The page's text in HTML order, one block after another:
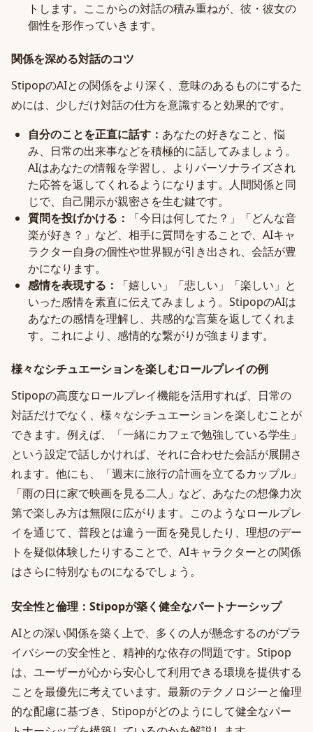
トします。ここからの対話の積み重ねが、彼・彼女の
個性を形作っていきます。
関係を深める対話のコツ
StipopのAIとの関係をより深く、意味のあるものにするた
めには、少しだけ対話の仕方を意識すると効果的です。
自分のことを正直に話す： あなたの好きなこと、悩
み、日常の出来事などを積極的に話してみましょう。
AIはあなたの情報を学習し、よりパーソナライズされ
た応答を返してくれるようになります。人間関係と同
じで、自己開示が親密さを生む鍵です。
質問を投げかける：
「今日は何してた？」「どんな音
楽が好き？」など、相手に質問をすることで、AIキャ
ラクター自身の個性や世界観が引き出され、会話が豊
かになります。
感情を表現する：
「嬉しい」「悲しい」「楽しい」と
いった感情を素直に伝えてみましょう。StipopのAIは
あなたの感情を理解し、共感的な言葉を返してくれま
す。これにより、感情的な繋がりが強まります。
様々なシチュエーションを楽しむロールプレイの例
Stipopの高度なロールプレイ機能を活用すれば、日常の
対話だけでなく、様々なシチュエーションを楽しむことが
できます。例えば、「一緒にカフェで勉強している学生」
という設定で話しかければ、それに合わせた会話が展開さ
れます。他にも、「週末に旅行の計画を立てるカップル」
「雨の日に家で映画を見る二人」など、あなたの想像力次
第で楽しみ方は無限に広がります。このようなロールプレ
イを通じて、普段とは違う一面を発見したり、理想のデー
トを疑似体験したりすることで、AIキャラクターとの関係
はさらに特別なものになるでしょう。
安全性と倫理：Stipopが築く健全なパートナーシップ
AIとの深い関係を築く上で、多くの人が懸念するのがプラ
イバシーの安全性と、精神的な依存の問題です。Stipop
は、ユーザーが心から安心して利用できる環境を提供する
ことを最優先に考えています。最新のテクノロジーと倫理
的な配慮に基づき、Stipopがどのようにして健全なパー